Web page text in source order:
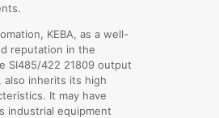
KEBA, as a well-
reputation in the
SI485/422 21809 output
also inherits its high
It may have
industrial equipment